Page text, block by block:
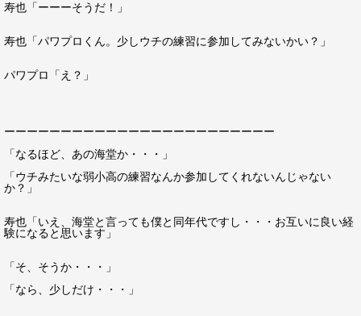
寿也「ーーーそうだ！」
寿也「パワプロくん。少しウチの練習に参加してみないかい？」
パワプロ「え？」
ーーーーーーーーーーーーーーーーーーーーーーーー
「なるほど、あの海堂か・・・」
「ウチみたいな弱小高の練習なんか参加してくれないんじゃない
か？」
寿也「いえ、海堂と言っても僕と同年代ですし・・・お互いに良い経
験になると思います」
「そ、そうか・・・」
「なら、少しだけ・・・」